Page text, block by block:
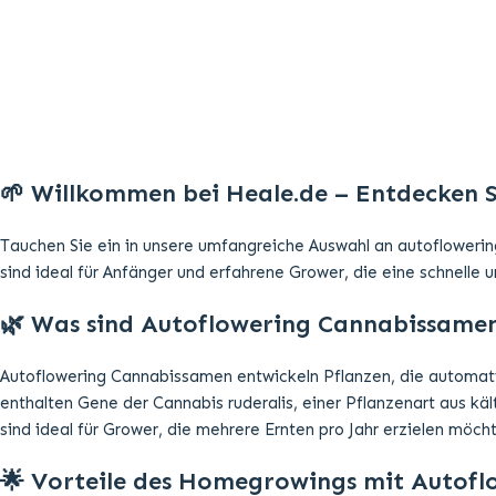
Was
🌱 Willkommen bei Heale.de – Entdecken
Tauchen Sie ein in unsere umfangreiche Auswahl an
sind ideal für Anfänger und erfahrene Grower, die eine schnelle
🌿 Was sind Autoflowering
Autoflowering Cannabissamen entwickeln Pflanzen, die
enthalten Gene der Cannabis ruderalis, einer Pflanzenart aus
sind ideal für Grower, die mehrere Ernten pro Jahr erzielen
🌟 Vorteile des Homegrowings mit